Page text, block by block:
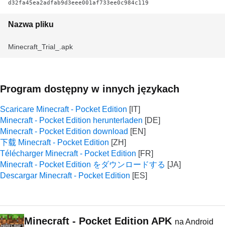
d32fa45ea2adfab9d3eee001af733ee0c984c119
Nazwa pliku
Minecraft_Trial_.apk
Program dostępny w innych językach
Scaricare Minecraft - Pocket Edition
Minecraft - Pocket Edition herunterladen
Minecraft - Pocket Edition download
下载 Minecraft - Pocket Edition
Télécharger Minecraft - Pocket Edition
Minecraft - Pocket Edition をダウンロードする
Descargar Minecraft - Pocket Edition
Minecraft - Pocket Edition APK na Android